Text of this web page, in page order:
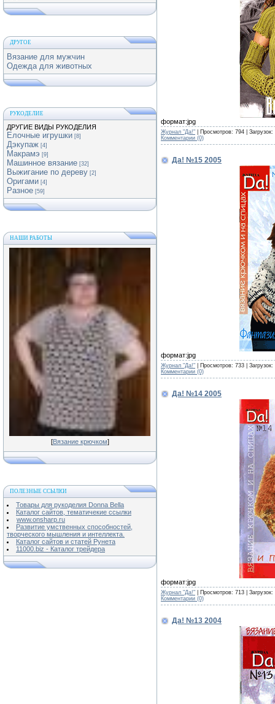
ДРУГОЕ
Вязание для мужчин
Одежда для животных
РУКОДЕЛИЕ
ДРУГИЕ ВИДЫ РУКОДЕЛИЯ
Елочные игрушки [8]
Дэкупаж [4]
Макрамэ [9]
Машинное вязание [32]
Выжигание по дереву [2]
Оригами [4]
Разное [59]
НАШИ РАБОТЫ
[Вязание крючком]
ПОЛЕЗНЫЕ ССЫЛКИ
Товары для рукоделия Donna Bella
Каталог сайтов, тематичекие ссылки
www.onsharp.ru
Развитие умственных способностей,
творческого мышления и интеллекта.
Каталог сайтов и статей Рунета
11000.biz - Каталог трейдера
формат:jpg
Журнал "Да!" | Просмотров: 794 |
Комментарии (0)
Да! №15 2005
формат:jpg
Журнал "Да!" | Просмотров: 733 |
Комментарии (0)
Да! №14 2005
формат:jpg
Журнал "Да!" | Просмотров: 713 |
Комментарии (0)
Да! №13 2004